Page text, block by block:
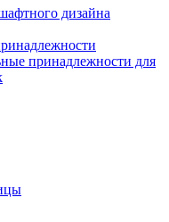
дизайна
принадлежности для